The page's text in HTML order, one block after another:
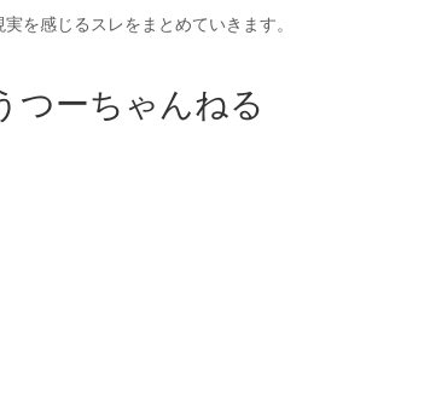
実を感じるスレをまとめていきます。
つーちゃんねる